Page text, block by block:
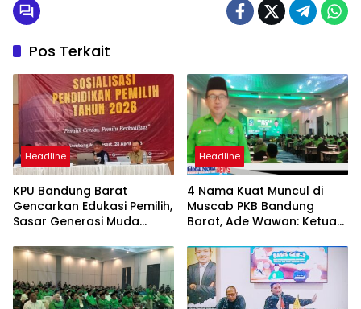
Pos Terkait
Headline
KPU Bandung Barat
Gencarkan Edukasi Pemilih,
Sasar Generasi Muda
Headline
4 Nama Kuat Muncul di
Muscab PKB Bandung
Barat, Ade Wawan: Ketua
Lebih Solid dan Dipercaya
Rakyat